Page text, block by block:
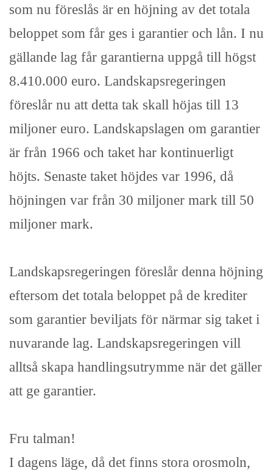
som nu föreslås är en höjning av det totala
beloppet som får ges i garantier och lån. I nu
gällande lag får garantierna uppgå till högst
8.410.000 euro. Landskapsregeringen
föreslår nu att detta tak skall höjas till 13
miljoner euro. Landskapslagen om garantier
är från 1966 och taket har kontinuerligt
höjts. Senaste taket höjdes var 1996, då
höjningen var från 30 miljoner mark till 50
miljoner mark.
Landskapsregeringen föreslår denna höjning
eftersom det totala beloppet på de krediter
som garantier beviljats för närmar sig taket i
nuvarande lag. Landskapsregeringen vill
alltså skapa handlingsutrymme när det gäller
att ge garantier.
Fru talman!
I dagens läge, då det finns stora orosmoln,